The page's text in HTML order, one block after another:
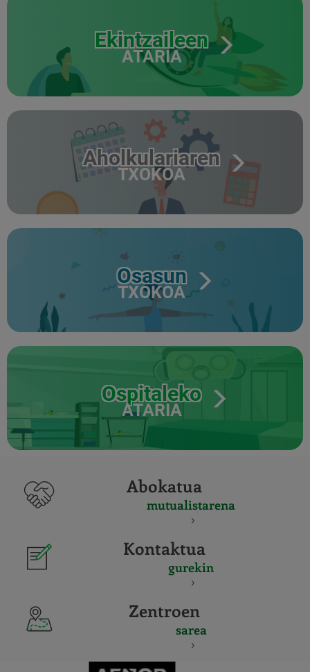
Ekintzaileen
ATARIA
Aholkulariaren
TXOKOA
Osasun
TXOKOA
Ospitaleko
ATARIA
Abokatua
mutualistarena
Kontaktua
gurekin
Zentroen
sarea